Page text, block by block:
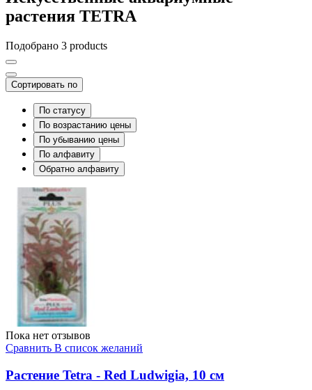
растения TETRA
Подобрано 3 products
Сортировать по
По статусу
По возрастанию цены
По убыванию цены
По алфавиту
Обратно алфавиту
Пока нет отзывов
Сравнить В список желаний
Растение Tetra - Red Ludwigia, 10 см